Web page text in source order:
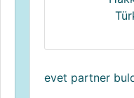
evet partner